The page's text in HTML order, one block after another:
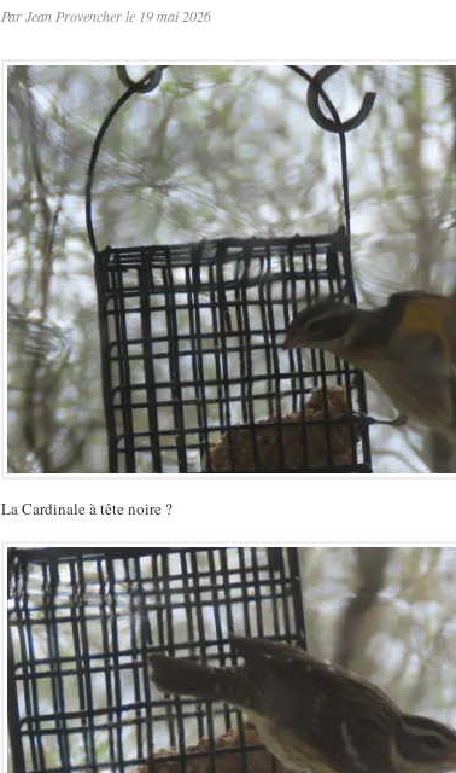
Par Jean Provencher le 19 mai 2026
La Cardinale à tête noire ?